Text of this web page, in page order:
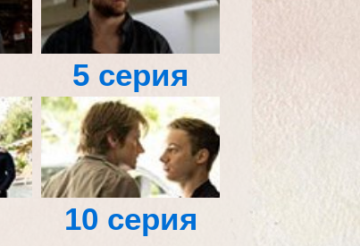
5 серия
10 серия